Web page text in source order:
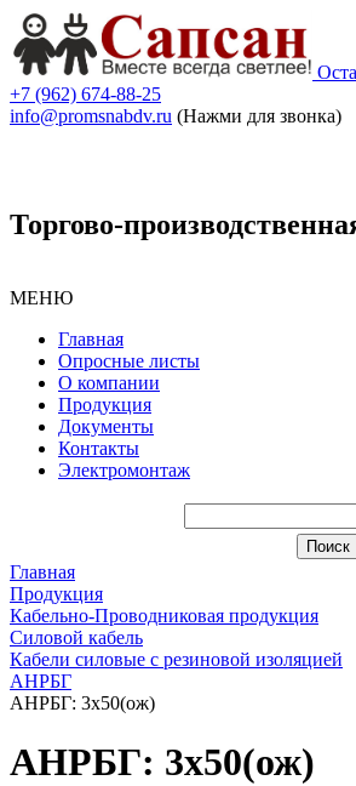
+7 (962) 674-88-25
info@promsnabdv.ru (Нажми для звонка)
Торгово-
МЕНЮ
Главная
Опросные листы
О компании
Продукция
Документы
Контакты
Электромонтаж
Главная
Продукция
Кабельно-Проводниковая продукция
Силовой кабель
Кабели силовые с резиновой изоляцией
АНРБГ
АНРБГ: 3х50(ож)
АНРБГ: 3х50(ож)